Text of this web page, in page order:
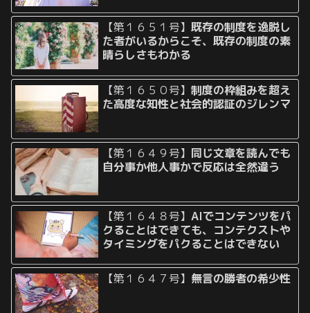
【第１６５１号】既存の制度を逸脱し
た者がいるからこそ、既存の制度の素
晴らしさもわかる
【第１６５０号】制度の枠組みを超え
た高度な知性と社会的認証のジレンマ
【第１６４９号】 同じ文章を読んでも
自分事か他人事かで反応は全然違う
【第１６４８号】AIでコンテンツをパ
クることはできても、コンテクストや
タイミングをパクることはできない
【第１６４７号】 無言の勝者の希少性